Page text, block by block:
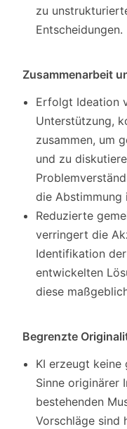
zu
Entscheidungen.
Zusammenarbeit
Erfolgt Ideation
Unterstützung,
zusammen, um
und zu
die Abstimmung
Reduzierte
verringert die
Identifikation
entwickelten
diese
Begrenzte
KI erzeugt keine
Sinne originärer
bestehenden
Vorschläge sind